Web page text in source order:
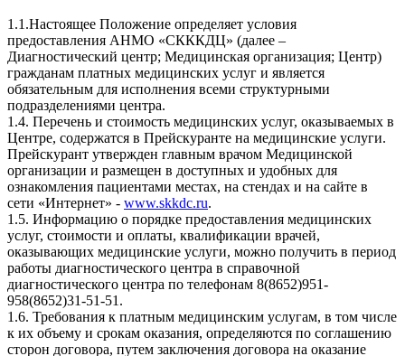
1.1.Настоящее Положение определяет условия
предоставления АНМО «СКККДЦ» (далее –
Диагностический центр; Медицинская организация; Центр)
гражданам платных медицинских услуг и является
обязательным для исполнения всеми структурными
подразделениями центра.
1.4. Перечень и стоимость медицинских услуг, оказываемых в
Центре, содержатся в Прейскуранте на медицинские услуги.
Прейскурант утвержден главным врачом Медицинской
организации и размещен в доступных и удобных для
ознакомления пациентами местах, на стендах и на сайте в
сети «Интернет» - www.skkdc.ru.
1.5. Информацию о порядке предоставления медицинских
услуг, стоимости и оплаты, квалификации врачей,
оказывающих медицинские услуги, можно получить в период
работы диагностического центра в справочной
диагностического центра по телефонам 8(8652)951-
958(8652)31-51-51.
1.6. Требования к платным медицинским услугам, в том числе
к их объему и срокам оказания, определяются по соглашению
сторон договора, путем заключения договора на оказание